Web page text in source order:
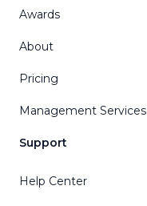
Awards
About
Pricing
Management Services
Support
Help Center